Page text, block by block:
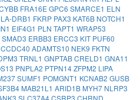
FRA16E GPC6 SMARCE1 ELN
DRB1 FKRP PAX3 KAT6B NOTCH1
EIF4G1 PLN TAPT1 WRAP53
SMAD3 ERBB3 ERCC3 KIT PUF60
CCDC40 ADAMTS10 NEK9 FKTN
TRNL1 GNPTABCRELD1 GNA11
PNPLA2 PTPN14ZFPM2 LIPA
SUMF1 POMGNT1 KCNAB2 GUSB
MAB21L1 ARID1B MYH7 NLRP3
SLC37A4CSRP3 CHRND